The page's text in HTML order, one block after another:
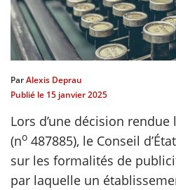
ParAlexis Deprau
Publié le 15 janvier 2025
Lors d’une décision
(no 487885), le Conseil
sur les formalités de
par laquelle un